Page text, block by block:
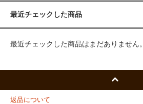
最近チェックした商品
最近チェックした商品はまだありません。
返品について